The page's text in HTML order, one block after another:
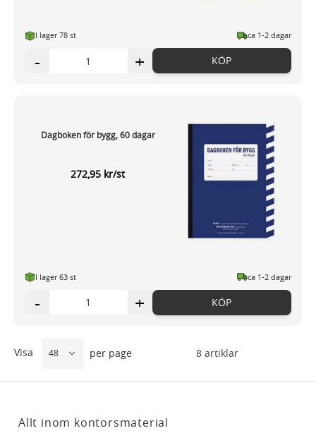
I lager 78 st ca 1-2 dagar
- + KÖP
Dagboken för bygg, 60 dagar
272,95 kr/st
I lager 63 st ca 1-2 dagar
- + KÖP
8artiklar
Visa per page
Allt inom kontorsmaterial